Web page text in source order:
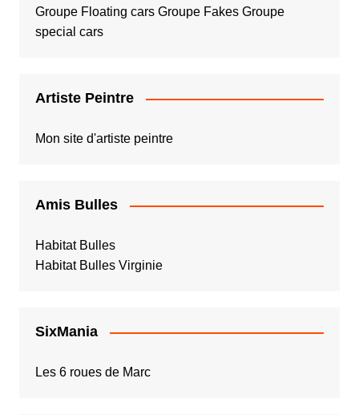
Groupe Floating cars Groupe Fakes Groupe
special cars
Artiste Peintre
Mon site d'artiste peintre
Amis Bulles
Habitat Bulles
Habitat Bulles Virginie
SixMania
Les 6 roues de Marc